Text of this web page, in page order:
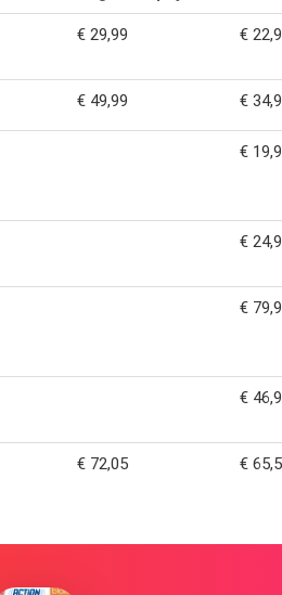
€ 29,99 €
€ 49,99 €
€
€
€
€
€ 72,05 €